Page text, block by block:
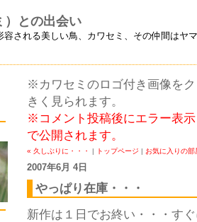
）との出会い
容される美しい鳥、カワセミ、その仲間は
※カワセミのロゴ付き画像を
きく見られます。
※コメント投稿後にエラー表
で公開されます。
« 久しぶりに・・・ | トップページ | お気に入りの部
2007年6月 4日
やっぱり在庫・・・
新作は１日でお終い・・・す